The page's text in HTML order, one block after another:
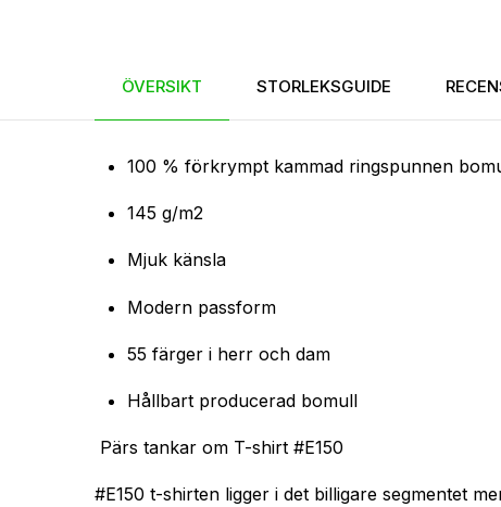
ÖVERSIKT STORLEKSGUIDE
100 % förkrympt kammad ringspunnen
145 g/m2
Mjuk känsla
Modern passform
55 färger i herr och dam
Hållbart producerad bomull
Pärs tankar om T-shirt #E150
#E150 t-shirten ligger i det billigare segmentet